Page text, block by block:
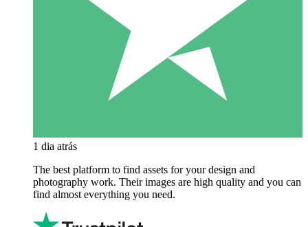
1 dia atrás
The best platform to find assets for your design and
photography work. Their images are high quality and you can
find almost everything you need.